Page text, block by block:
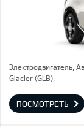
Электродвигатель,
Glacier (GLB),
ПОСМОТРЕТЬ